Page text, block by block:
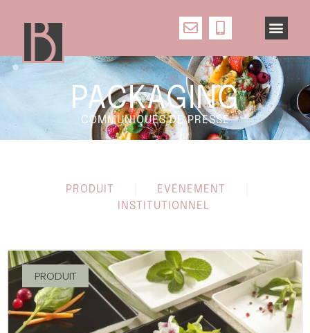
PACKAGING
COMMUNIQUÉS DE PRESSE
PRODUIT
EVÉNEMENT
INSTITUTIONNEL
PRODUIT